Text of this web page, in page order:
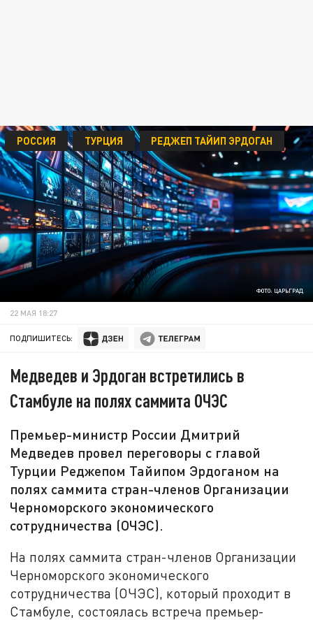
ФОТО: ЦАРЬГРАД
РОССИЯ ТУРЦИЯ РЕДЖЕП ТАЙИП ЭРДОГАН
22 МАЯ 18:27
ПОДПИШИТЕСЬ:
Медведев и Эрдоган встретились в
Стамбуле на полях саммита ОЧЭС
Премьер-министр России Дмитрий
Медведев провел переговоры с главой
Турции Реджепом Тайипом Эрдоганом на
полях саммита стран-членов Организации
Черноморского экономического
сотрудничества (ОЧЭС).
На полях саммита стран-членов Организации
Черноморского экономического
сотрудничества (ОЧЭС), который проходит в
Стамбуле, состоялась встреча премьер-